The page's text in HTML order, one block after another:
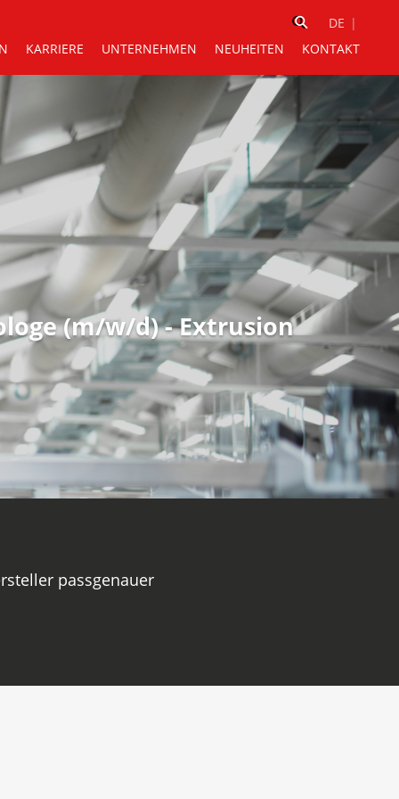
⚲
⚲
KARRIERE UNTERNEHMEN NEUHEITEN KONTAKT
(m/w/d) - Extrusion
passgenauer